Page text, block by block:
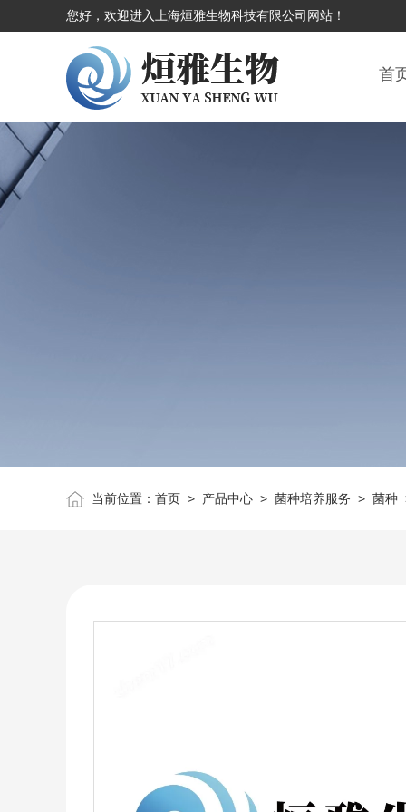
您好，欢迎进入上海烜雅生物科技有限公司网站！
首
当前位置： 首页> 产品中心> 菌种培养服务 > 菌种